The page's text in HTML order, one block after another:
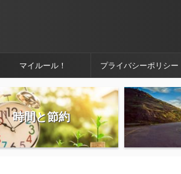
マイルール！ プライバシーポリシー
時間と節約